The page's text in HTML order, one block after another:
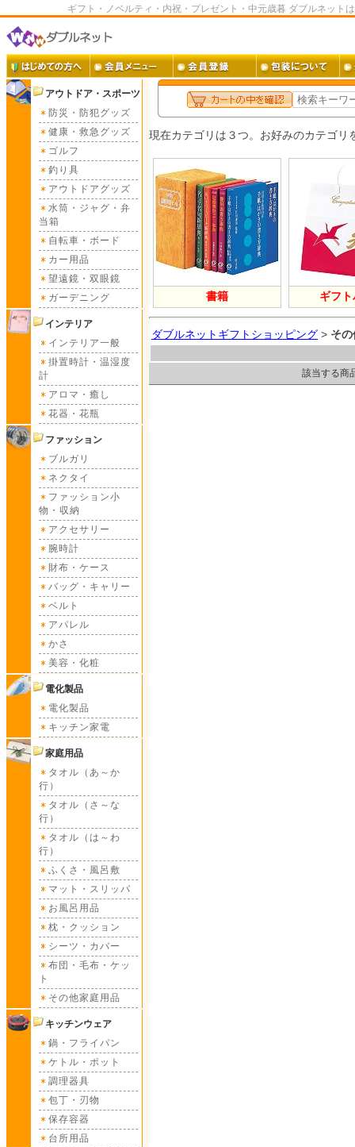
ギフト・ノベルティ・内祝・プレゼント・中元歳暮 ダブルネット
アウトドア・スポーツ
防災・防犯グッズ
健康・救急グッズ
ゴルフ
釣り具
アウトドアグッズ
水筒・ジャグ・弁
当箱
自転車・ボード
カー用品
望遠鏡・双眼鏡
ガーデニング
インテリア
インテリア一般
掛置時計・温湿度
計
アロマ・癒し
花器・花瓶
ファッション
ブルガリ
ネクタイ
ファッション小
物・収納
アクセサリー
腕時計
財布・ケース
バッグ・キャリー
ベルト
アパレル
かさ
美容・化粧
電化製品
電化製品
キッチン家電
家庭用品
タオル（あ～か
行）
タオル（さ～な
行）
タオル（は～わ
行）
ふくさ・風呂敷
マット・スリッパ
お風呂用品
枕・クッション
シーツ・カバー
布団・毛布・ケッ
ト
その他家庭用品
キッチンウェア
鍋・フライパン
ケトル・ポット
調理器具
包丁・刃物
保存容器
台所用品
ダブルネットギフトショッピング > その
該当する商